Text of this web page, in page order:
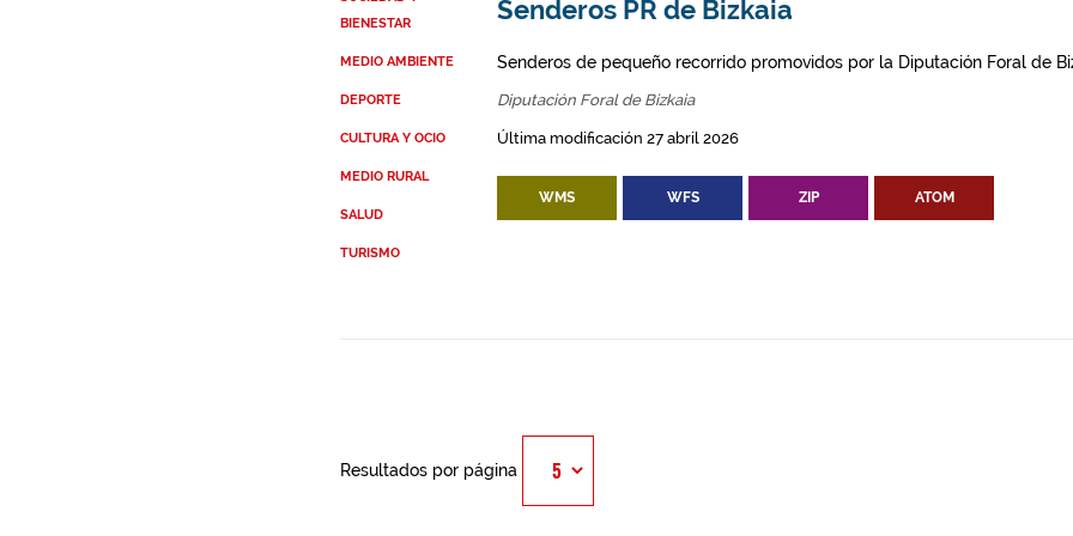
BIENESTAR
MEDIO AMBIENTE
DEPORTE
CULTURA Y OCIO
MEDIO RURAL
SALUD
TURISMO
Senderos PR de Bizkaia
Senderos de pequeño recorrido promovidos por la Diputación Foral de
Diputación Foral de Bizkaia
Última modificación 27 abril 2026
WMS WFS ZIP ATOM
Resultados por página